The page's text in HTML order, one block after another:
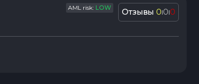
AML risk: LOW Отзывы 0|0|0